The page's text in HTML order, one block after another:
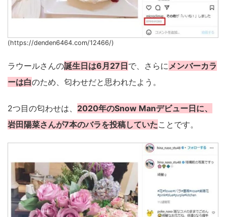
(https://denden6464.com/12466/)
ラウールさんの誕生日は6月27日で、さらに メンバーカラ
ーは白のため、匂わせだと思われたよう。
2つ目の匂わせは、 2020年のSnow Manデビュー日に、
岩田陽菜さんが7本のバラを投稿していたことです。